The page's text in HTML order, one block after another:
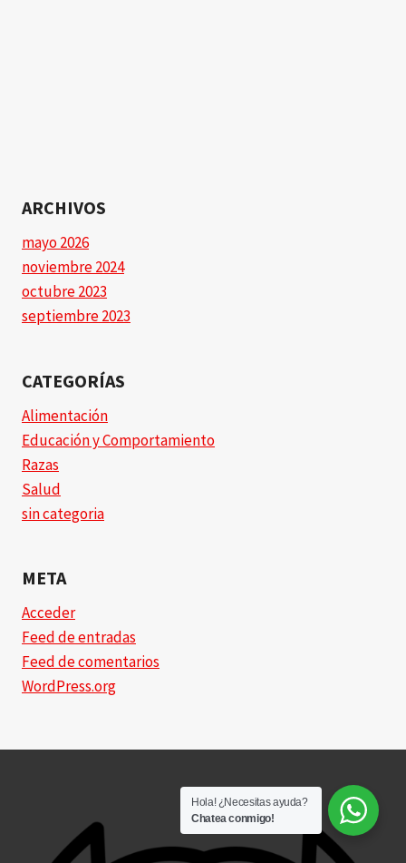
ARCHIVOS
mayo 2026
noviembre 2024
octubre 2023
septiembre 2023
CATEGORÍAS
Alimentación
Educación y Comportamiento
Razas
Salud
sin categoria
META
Acceder
Feed de entradas
Feed de comentarios
WordPress.org
Hola! ¿Necesitas ayuda?
Chatea conmigo!